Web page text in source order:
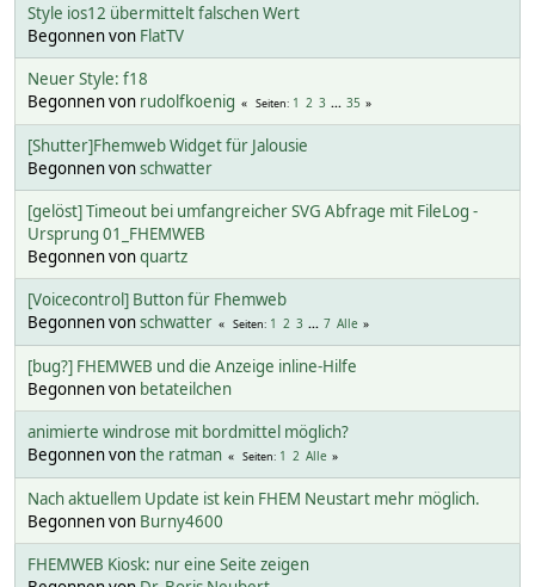
Style ios12 übermittelt falschen Wert
Begonnen von FlatTV
Neuer Style: f18
Begonnen von rudolfkoenig Seiten 1 2 3 ... 35
[Shutter]Fhemweb Widget für Jalousie
Begonnen vonschwatter
[gelöst] Timeout bei umfangreicher SVG Abfrage mit FileLog -
Ursprung 01_FHEMWEB
Begonnen vonquartz
[Voicecontrol] Button für Fhemweb
Begonnen vonschwatter Seiten 1 2 3 ... 7 Alle
[bug?] FHEMWEB und die Anzeige inline-Hilfe
Begonnen von betateilchen
animierte windrose mit bordmittel möglich?
Begonnen vonthe ratman Seiten 1 2 Alle
Nach aktuellem Update ist kein FHEM Neustart mehr möglich.
Begonnen von Burny4600
FHEMWEB Kiosk: nur eine Seite zeigen